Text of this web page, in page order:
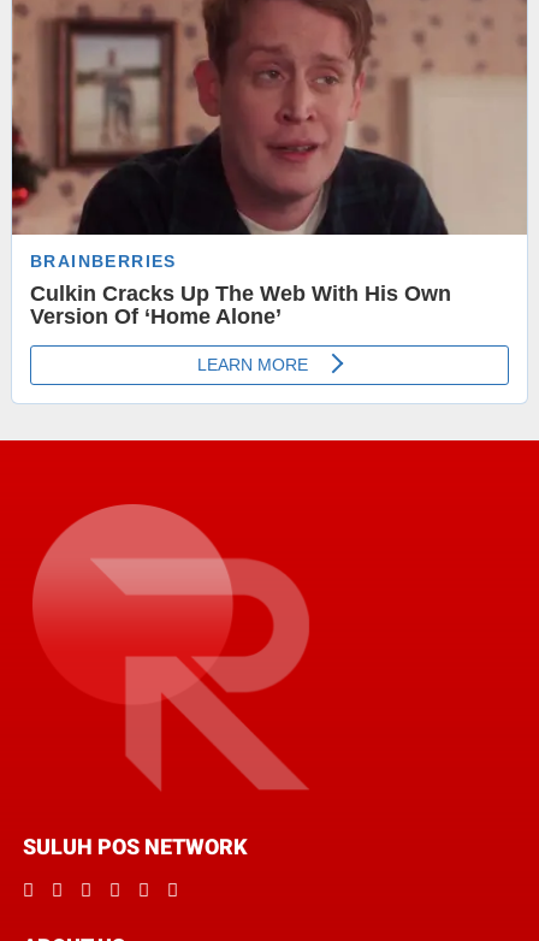
SULUH POS NETWORK